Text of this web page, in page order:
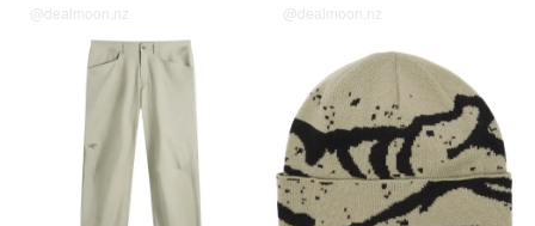
@dealmoon.nz @dealmoon.nz